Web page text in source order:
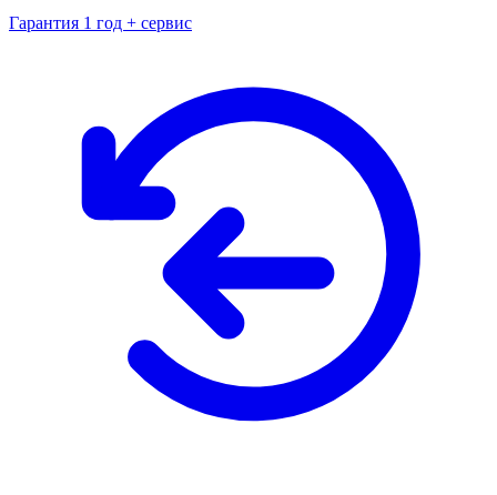
Гарантия 1 год + сервис